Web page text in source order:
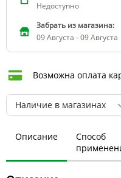
Недоступно
Забрать из магазина:
09 Августа - 09 Августа
Возможна оплата
Наличие в магазинах
Описание
Способ